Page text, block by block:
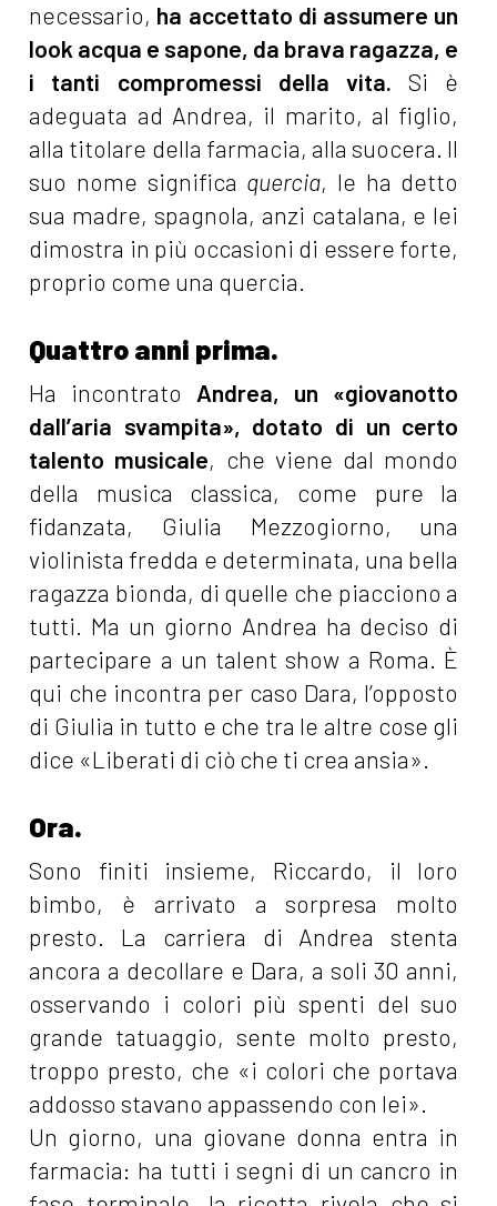
necessario, ha accettato di assumere un
look acqua e sapone, da brava ragazza, e
i tanti compromessi della vita. Si è
adeguata ad Andrea, il marito, al figlio,
alla titolare della farmacia, alla suocera. Il
suo nome significa quercia, le ha detto
sua madre, spagnola, anzi catalana, e lei
dimostra in più occasioni di essere forte,
proprio come una quercia.
Quattro anni prima.
Ha incontrato Andrea, un «giovanotto
dall’aria svampita», dotato di un certo
talento musicale, che viene dal mondo
della musica classica, come pure la
fidanzata, Giulia Mezzogiorno, una
violinista fredda e determinata, una bella
ragazza bionda, di quelle che piacciono a
tutti. Ma un giorno Andrea ha deciso di
partecipare a un talent show a Roma. È
qui che incontra per caso Dara, l’opposto
di Giulia in tutto e che tra le altre cose gli
dice «Liberati di ciò che ti crea ansia».
Ora.
Sono finiti insieme, Riccardo, il loro
bimbo, è arrivato a sorpresa molto
presto. La carriera di Andrea stenta
ancora a decollare e Dara, a soli 30 anni,
osservando i colori più spenti del suo
grande tatuaggio, sente molto presto,
troppo presto, che «i colori che portava
addosso stavano appassendo con lei».
Un giorno, una giovane donna entra in
farmacia: ha tutti i segni di un cancro in